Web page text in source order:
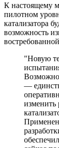
К настоящему
пилотном
катализатора
возможность
"Новую
—
изменить